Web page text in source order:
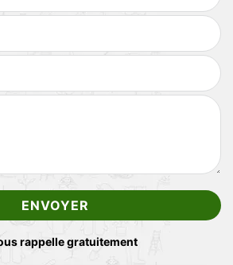
rappelle gratuitement